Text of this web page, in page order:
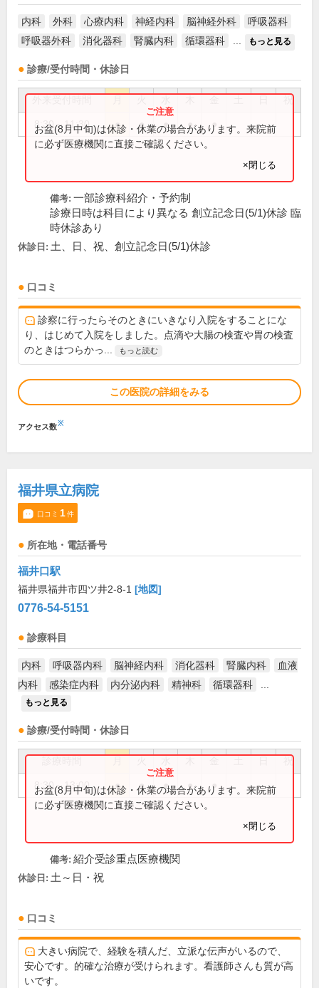
内科 外科 心療内科 神経内科 脳神経外科
呼吸器科
呼吸器外科
消化器科 腎臓内科 循環器科 もっと見る
診療/受付時間・休診日
祝
8:30～11:30 ● ● ● ● ●
お盆(8月中旬)は休診・休業の場合があります。来院前
に必ず医療機関に直接ご確認ください。
×閉じる
備考: 一部診療科紹介・予約制
診療日時は科目により異なる 創立記念日(5/1)休診 臨
時休診あり
休診日: 土、日、祝、創立記念日(5/1)休診
口コミ
診察に行ったらそのときにいきなり入院をすることにな
り、はじめて入院をしました。点滴や大腸の検査や胃の検査
のときはつらかっ...
もっと読む
この医院の詳細をみる
アクセス数※
福井県立病院
口コミ 1件
所在地・電話番号
福井口駅
福井県福井市四ツ井2-8-1 [地図]
0776-54-5151
診療科目
内科 呼吸器内科 脳神経内科 消化器科 腎臓内科
血液
内科
感染症内科 内分泌内科 精神科 循環器科
もっと見る
診療/受付時間・休診日
祝
8:30～13:00 ● ● ● ● ●
お盆(8月中旬)は休診・休業の場合があります。来院前
に必ず医療機関に直接ご確認ください。
×閉じる
備考: 紹介受診重点医療機関
休診日: 土～日・祝
口コミ
大きい病院で、経験を積んだ、立派な伝声がいるので、
安心です。的確な治療が受けられます。看護師さんも質が高
いです。